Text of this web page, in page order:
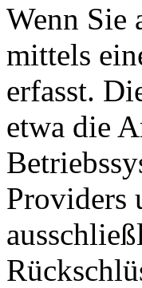
Wenn Sie
mittels
erfasst.
etwa die
Providers